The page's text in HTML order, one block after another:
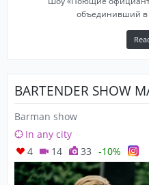
объединивший в
BARTENDER SHOW
Barman show
In any city
4
14 33 -10%